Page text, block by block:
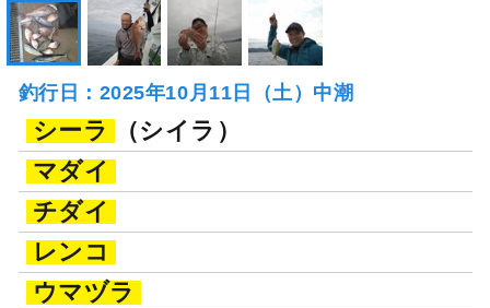
釣行日：2025年10月11日（土）中潮
シーラ
（シイラ）
マダイ
チダイ
レンコ
ウマヅラ